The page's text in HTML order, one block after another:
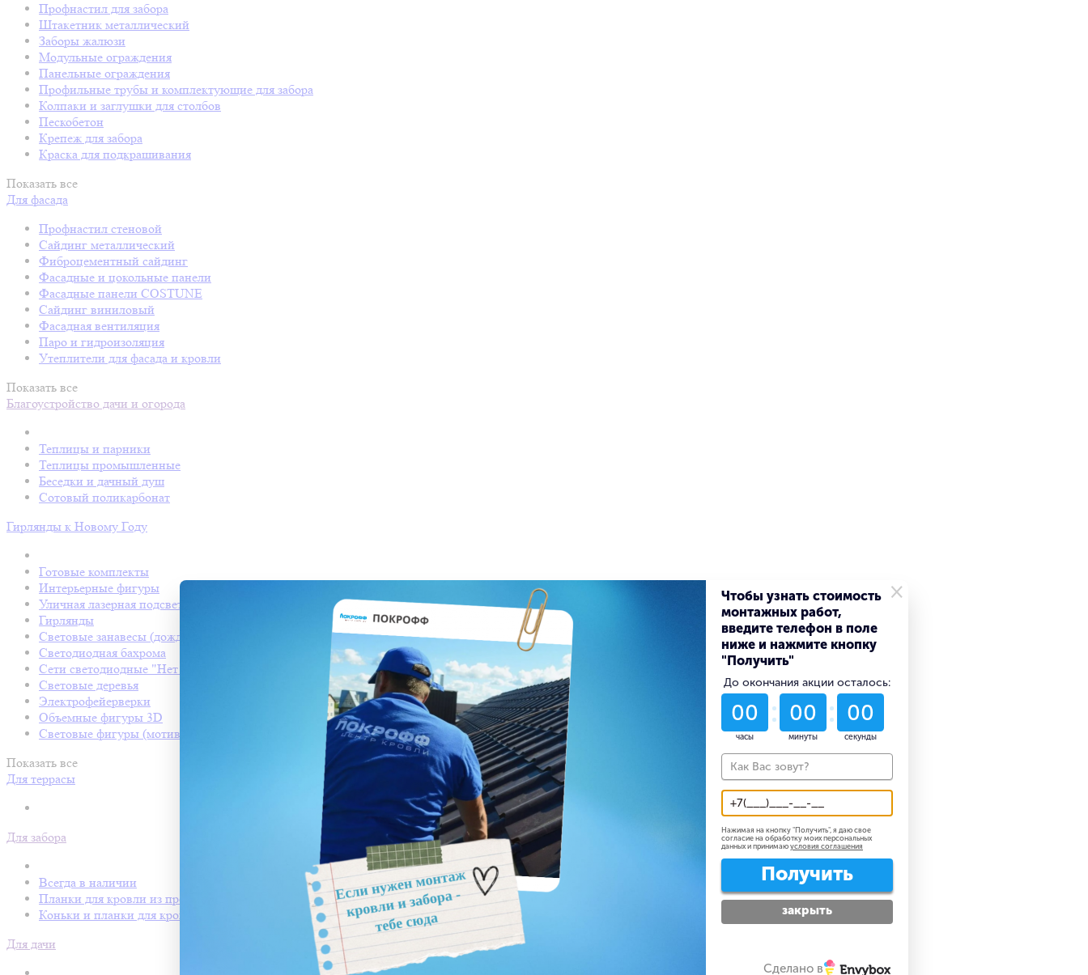
Профнастил для забора
Штакетник металлический
Заборы жалюзи
Модульные ограждения
Панельные ограждения
Профильные трубы и комплектующие для забора
Колпаки и заглушки для столбов
Пескобетон
Крепеж для забора
Краска для подкрашивания
Показать все
Для фасада
Профнастил стеновой
Сайдинг металлический
Фиброцементный сайдинг
Фасадные и цокольные панели
Фасадные панели COSTUNE
Сайдинг виниловый
Фасадная вентиляция
Паро и гидроизоляция
Утеплители для фасада и кровли
Показать все
Благоустройство дачи и огорода
Теплицы и парники
Теплицы промышленные
Беседки и дачный душ
Сотовый поликарбонат
Гирлянды к Новому Году
Готовые комплекты
Интерьерные фигуры
Уличная лазерная подсветка
Гирлянды
Световые занавесы (дождь светодиодный)
Светодиодная бахрома
Сети светодиодные "Нет Лайт"
Световые деревья
Электрофейерверки
Объемные фигуры 3D
Световые фигуры (мотивы)
Показать все
Для террасы
Для забора
Всегда в наличии
Планки для кровли из профнастила
Коньки и планки для кровли Покрофф
Для дачи
×
Чтобы узнать стоимость
монтажных работ,
введите телефон в поле
ниже и нажмите кнопку
"Получить"
До окончания акции осталось:
52
дни
07
часы
33
минуты
Нажимая на кнопку "Получить", я даю свое
согласие на обработку моих персональных
данных и принимаю условия соглашения
Получить
закрыть
Сделано в